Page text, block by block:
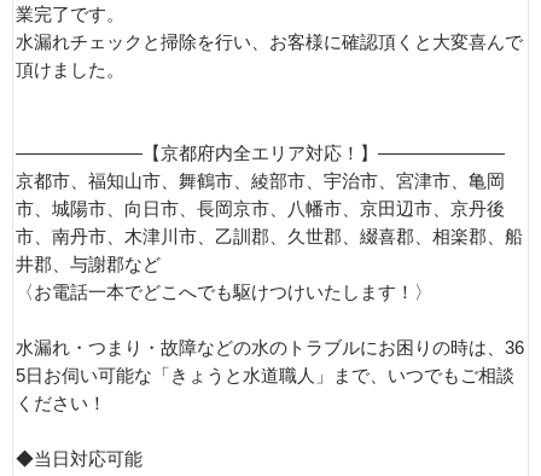
業完了です。
水漏れチェックと掃除を行い、お客様に確認頂くと大変喜んで
頂けました。
———————【京都府内全エリア対応！】———————
京都市、福知山市、舞鶴市、綾部市、宇治市、宮津市、亀岡
市、城陽市、向日市、長岡京市、八幡市、京田辺市、京丹後
市、南丹市、木津川市、乙訓郡、久世郡、綴喜郡、相楽郡、船
井郡、与謝郡など
〈お電話一本でどこへでも駆けつけいたします！〉
水漏れ・つまり・故障などの水のトラブルにお困りの時は、36
5日お伺い可能な「きょうと水道職人」まで、いつでもご相談
ください！
◆当日対応可能